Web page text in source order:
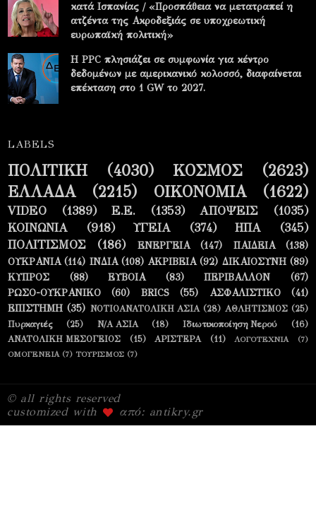
κατά Ισπανίας / «Προσπάθεια να μετατραπεί η
ατζέντα της Ακροδεξιάς σε υποχρεωτική
ευρωπαϊκή πολιτική»
Η PPC πλησιάζει σε συμφωνία για κέντρο
δεδομένων με αμερικανικό κολοσσό, διαφαίνεται
επέκταση στο 1 GW το 2027.
LABELS
ΠΟΛΙΤΙΚΗ (4030) ΚΟΣΜΟΣ
(2623)
ΕΛΛΑΔΑ
(2215) ΟΙΚΟΝΟΜΙΑ (1622)
VIDEO (1389) Ε.Ε. (1353) ΑΠΟΨΕΙΣ
(1035)
ΚΟΙΝΩΝΙΑ
(918) ΥΓΕΙΑ (374) ΗΠΑ
(345)
ΠΟΛΙΤΙΣΜΟΣ
(186) ΕΝΕΡΓΕΙΑ (147) ΠΑΙΔΕΙΑ
(138)
ΟΥΚΡΑΝΙΑ (114) ΙΝΔΙΑ (108) ΑΚΡΙΒΕΙΑ (92) ΔΙΚΑΙΟΣΥΝΗ (89)
ΚΥΠΡΟΣ
(88) ΕΥΒΟΙΑ (83) ΠΕΡΙΒΑΛΛΟΝ
(67)
ΡΩΣΟ-ΟΥΚΡΑΝΙΚΟ
(60) BRICS (55) ΑΣΦΑΛΙΣΤΙΚΟ
(41)
ΕΠΙΣΤΗΜΗ (35) ΝΟΤΙΟΑΝΑΤΟΛΙΚΗ ΑΣΙΑ (28) ΑΘΛΗΤΙΣΜΟΣ (25)
Πυρκαγιές
(25) Ν/Α ΑΣΙΑ (18) Ιδιωτικοποίηση Νερού
(16)
ΑΝΑΤΟΛΙΚΗ ΜΕΣΟΓΕΙΟΣ
(15) ΑΡΙΣΤΕΡΑ (11) ΛΟΓΟΤΕΧΝΙΑ
(7)
ΟΜΟΓΕΝΕΙΑ (7) ΤΟΥΡΙΣΜΟΣ (7)
© all rights reserved
customized with
από: antikry.gr